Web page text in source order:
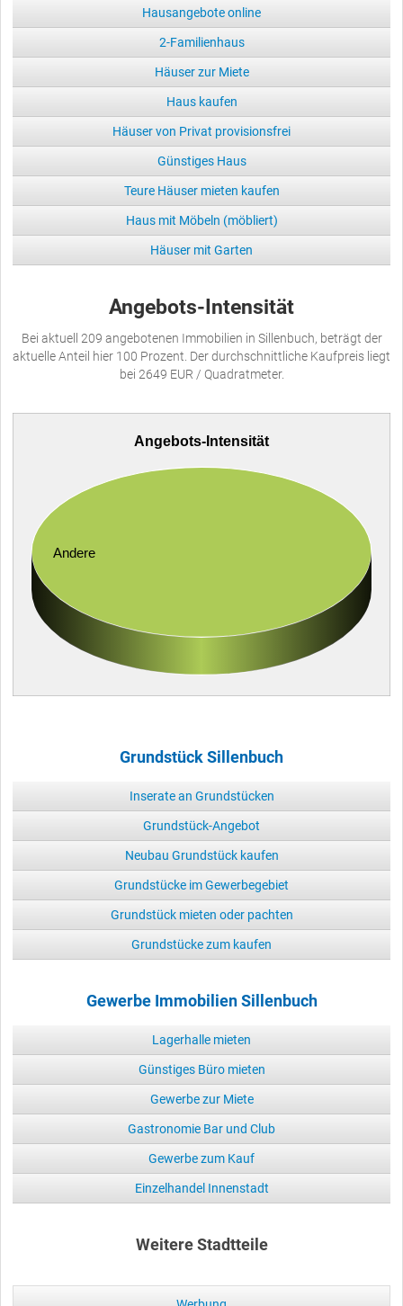
Hausangebote online
2-Familienhaus
Häuser zur Miete
Haus kaufen
Häuser von Privat provisionsfrei
Günstiges Haus
Teure Häuser mieten kaufen
Haus mit Möbeln (möbliert)
Häuser mit Garten
Angebots-Intensität
Bei aktuell 209 angebotenen Immobilien in Sillenbuch, beträgt der
aktuelle Anteil hier 100 Prozent. Der durchschnittliche Kaufpreis liegt
bei 2649 EUR / Quadratmeter.
Angebots-Intensität
Andere
Grundstück Sillenbuch
Inserate an Grundstücken
Grundstück-Angebot
Neubau Grundstück kaufen
Grundstücke im Gewerbegebiet
Grundstück mieten oder pachten
Grundstücke zum kaufen
Gewerbe Immobilien Sillenbuch
Lagerhalle mieten
Günstiges Büro mieten
Gewerbe zur Miete
Gastronomie Bar und Club
Gewerbe zum Kauf
Einzelhandel Innenstadt
Weitere Stadtteile